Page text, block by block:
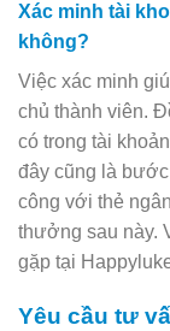
Xác minh tài
không?
Việc xác minh
chủ thành viên.
có trong tài
đây cũng là
công với thẻ
thưởng sau này.
gặp tại
Yêu cầu tư